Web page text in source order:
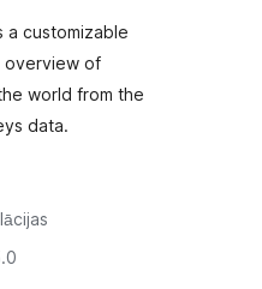
a customizable
overview of
world from the
data.